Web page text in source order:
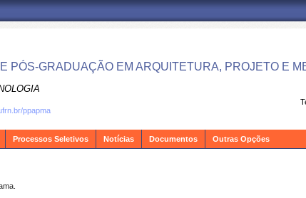
PÓS-GRADUAÇÃO EM ARQUITETURA, PROJETO E
ppapma
Processos Seletivos Notícias Documentos Outras Opções